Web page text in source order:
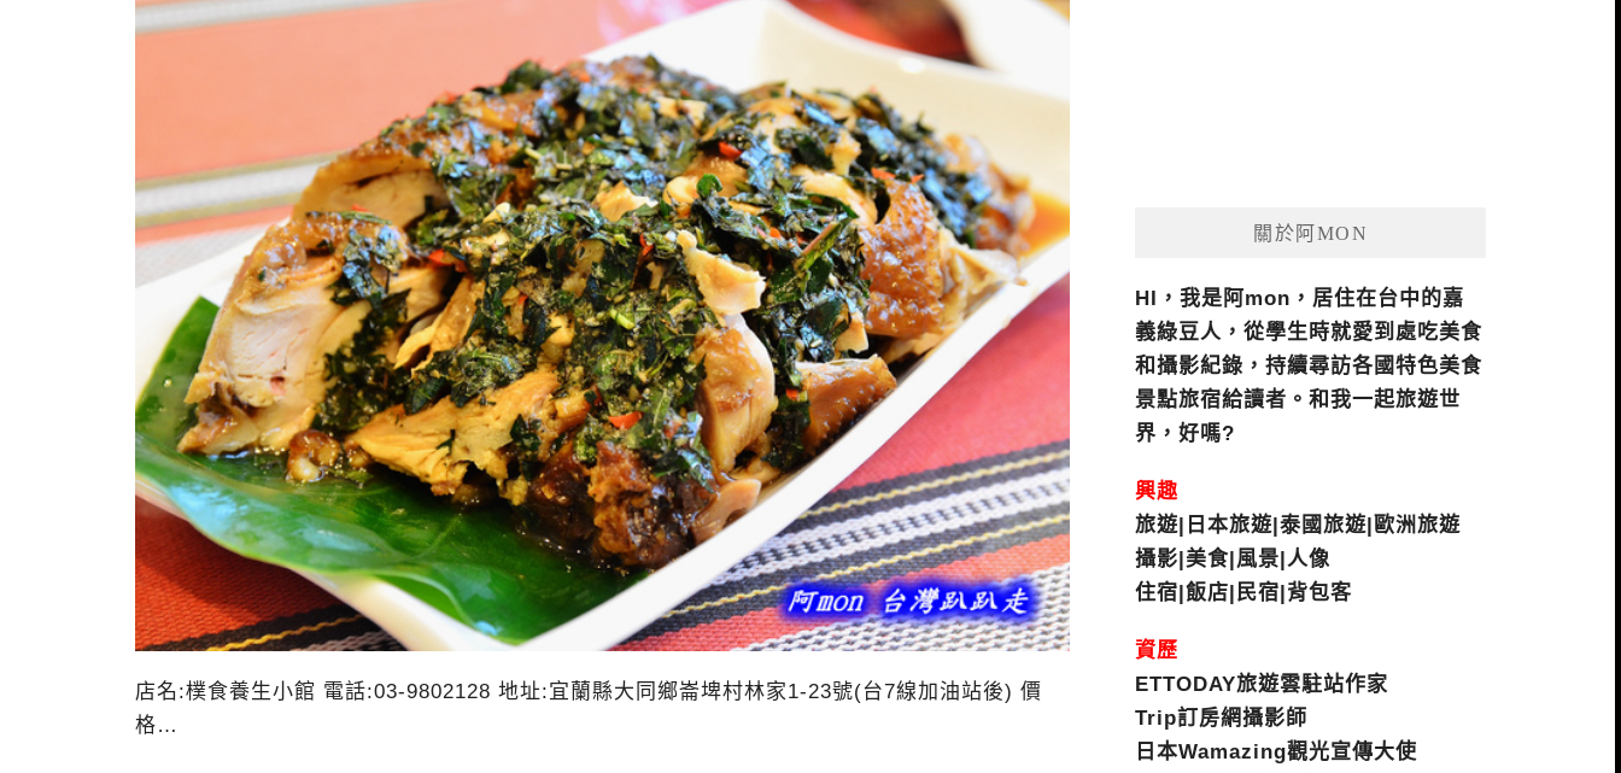
店名:樸食養生小館 電話:03-9802128 地址:宜蘭縣大同鄉崙埤村林家1-23號(台7線加油站後) 價
格…
關於阿MON
HI，我是阿mon，居住在台中的嘉
義綠豆人，從學生時就愛到處吃美食
和攝影紀錄，持續尋訪各國特色美食
景點旅宿給讀者。和我一起旅遊世
界，好嗎?
興趣
旅遊|日本旅遊|泰國旅遊|歐洲旅遊
攝影|美食|風景|人像
住宿|飯店|民宿|背包客
資歷
ETTODAY旅遊雲駐站作家
Trip訂房網攝影師
日本Wamazing觀光宣傳大使